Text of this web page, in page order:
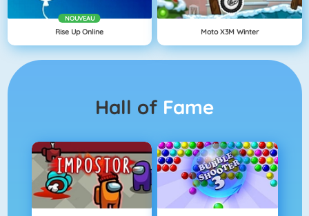
NOUVEAU
Rise Up Online Moto X3M Winter
Hall of Fame